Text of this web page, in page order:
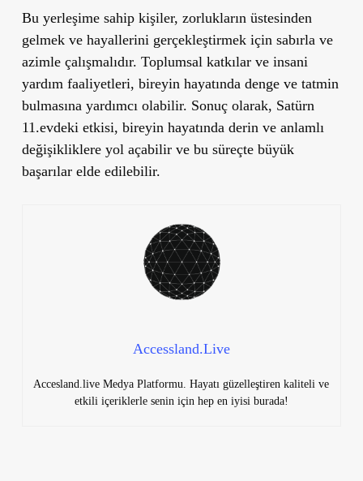
Bu yerleşime sahip kişiler, zorlukların üstesinden
gelmek ve hayallerini gerçekleştirmek için sabırla ve
azimle çalışmalıdır. Toplumsal katkılar ve insani
yardım faaliyetleri, bireyin hayatında denge ve tatmin
bulmasına yardımcı olabilir. Sonuç olarak, Satürn
11.evdeki etkisi, bireyin hayatında derin ve anlamlı
değişikliklere yol açabilir ve bu süreçte büyük
başarılar elde edilebilir.
Accessland.Live
Accesland.live Medya Platformu. Hayatı güzelleştiren kaliteli ve
etkili içeriklerle senin için hep en iyisi burada!